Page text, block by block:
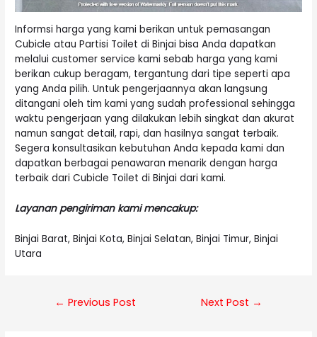
Informsi harga yang kami berikan untuk pemasangan
Cubicle atau Partisi Toilet di Binjai bisa Anda dapatkan
melalui customer service kami sebab harga yang kami
berikan cukup beragam, tergantung dari tipe seperti apa
yang Anda pilih. Untuk pengerjaannya akan langsung
ditangani oleh tim kami yang sudah professional sehingga
waktu pengerjaan yang dilakukan lebih singkat dan akurat
namun sangat detail, rapi, dan hasilnya sangat terbaik.
Segera konsultasikan kebutuhan Anda kepada kami dan
dapatkan berbagai penawaran menarik dengan harga
terbaik dari Cubicle Toilet di Binjai dari kami.
Layanan pengiriman kami mencakup:
Binjai Barat, Binjai Kota, Binjai Selatan, Binjai Timur, Binjai
Utara
Post
← Previous Post Next Post →